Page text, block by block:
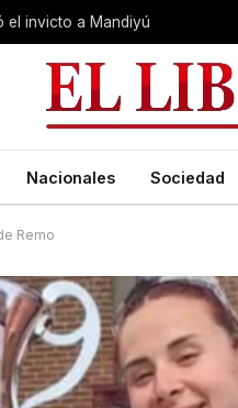
el invicto a Mandiyú
Nacionales Sociedad
Remo